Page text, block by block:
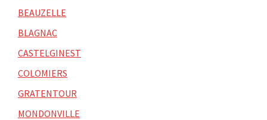
BEAUZELLE
BLAGNAC
CASTELGINEST
COLOMIERS
GRATENTOUR
MONDONVILLE